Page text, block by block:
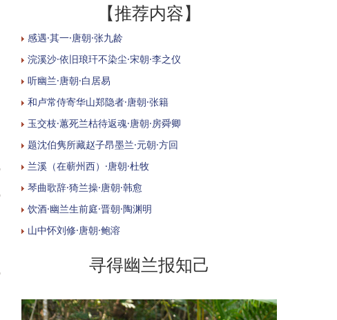
【推荐内容】
感遇·其一·唐朝·张九龄
浣溪沙·依旧琅玕不染尘·宋朝·李之仪
听幽兰·唐朝·白居易
和卢常侍寄华山郑隐者·唐朝·张籍
玉交枝·蕙死兰枯待返魂·唐朝·房舜卿
题沈伯隽所藏赵子昂墨兰·元朝·方回
兰溪（在蕲州西）·唐朝·杜牧
琴曲歌辞·猗兰操·唐朝·韩愈
饮酒·幽兰生前庭·晋朝·陶渊明
山中怀刘修·唐朝·鲍溶
寻得幽兰报知己